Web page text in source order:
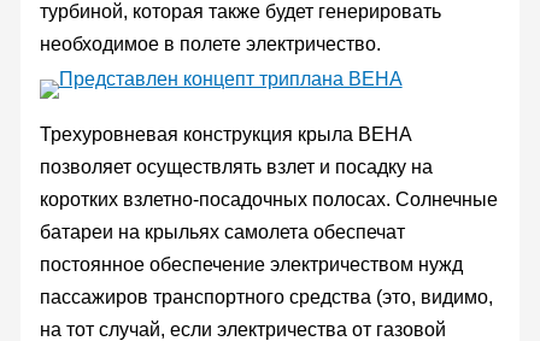
турбиной, которая также будет генерировать
необходимое в полете электричество.
Трехуровневая конструкция крыла BEHA
позволяет осуществлять взлет и посадку на
коротких взлетно-посадочных полосах. Солнечные
батареи на крыльях самолета обеспечат
постоянное обеспечение электричеством нужд
пассажиров транспортного средства (это, видимо,
на тот случай, если электричества от газовой